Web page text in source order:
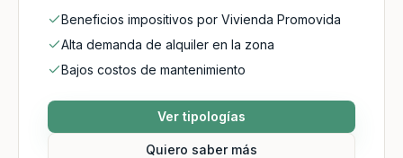
Beneficios impositivos por Vivienda Promovida
Alta demanda de alquiler en la zona
Bajos costos de mantenimiento
Ver tipologías
Quiero saber más